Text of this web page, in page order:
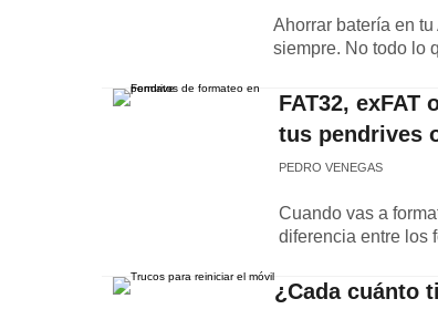
Ahorrar batería en
siempre. No todo lo
FAT32,
tus pendrives
PEDRO VENEGAS
Cuando vas a
diferencia entre los
¿Cada cuánto